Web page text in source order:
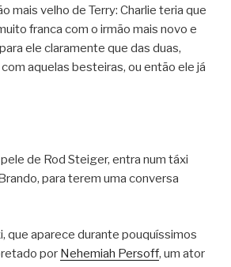
mais velho de Terry: Charlie teria que
franca com o irmão mais novo e
ele claramente que das duas,
aquelas besteiras, ou então ele já
de Rod Steiger, entra num táxi
para terem uma conversa
que aparece durante pouquíssimos
por Nehemiah Persoff, um ator